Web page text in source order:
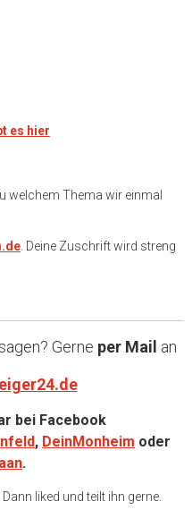
es hier
welchem Thema wir einmal
. Deine Zuschrift wird streng
Gerne per Mail an
bei Facebook
, DeinMonheim oder
.
liked und teilt ihn gerne.